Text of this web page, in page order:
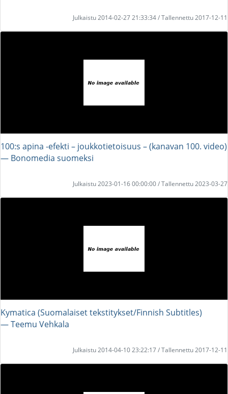
Julkaistu 2014-02-27 21:33:34 / Tallennettu 2017-12-11
100:s apina -efekti – joukkotietoisuus – (kanavan 100. video)
― Bonomedia suomeksi
Julkaistu 2023-01-16 00:00:00 / Tallennettu 2023-03-27
Kymatica (Suomalaiset tekstitykset/Finnish Subtitles)
― Teemu Vehkala
Julkaistu 2014-04-10 23:22:17 / Tallennettu 2017-12-11